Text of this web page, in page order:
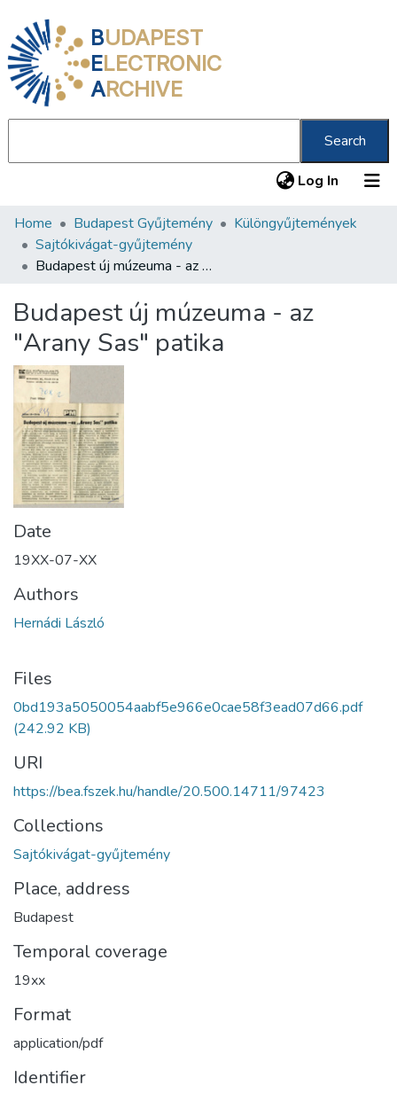
BUDAPEST
ELECTRONIC
ARCHIVE
Search
Log In (current)
Communities & Collections
All of DSpace
About us
Home Budapest Gyűjtemény
Különgyűjtemények
Sajtókivágat-gyűjtemény
Budapest új múzeuma - az "Arany Sas" patika
Budapest új múzeuma - az
"Arany Sas" patika
Date
19XX-07-XX
Authors
Hernádi László
Files
0bd193a5050054aabf5e966e0cae58f3ead07d66.pdf
(242.92 KB)
URI
https://bea.fszek.hu/handle/20.500.14711/97423
Collections
Sajtókivágat-gyűjtemény
Place, address
Budapest
Temporal coverage
19xx
Format
application/pdf
Identifier